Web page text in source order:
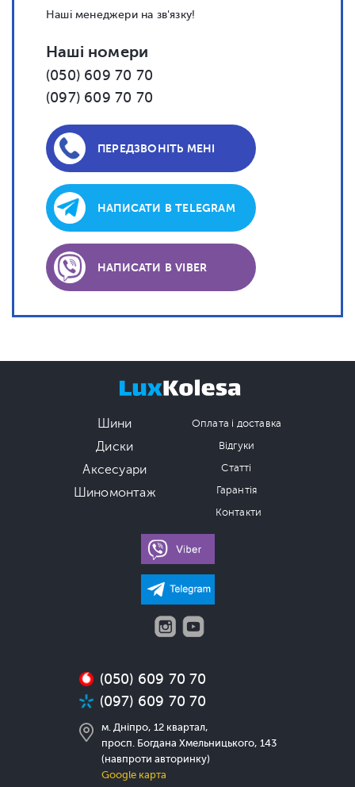
Наші менеджери на зв'язку!
Наші номери
(050) 609 70 70
(097) 609 70 70
ПЕРЕДЗВОНІТЬ МЕНІ
НАПИСАТИ В TELEGRAM
НАПИСАТИ В VIBER
Шини
Диски
Аксесуари
Шиномонтаж
Оплата і доставка
Відгуки
Статті
Гарантія
Контакти
(050) 609 70 70
(097) 609 70 70
м. Дніпро, 12 квартал,
просп. Богдана Хмельницького, 143
(навпроти авторинку)
Google карта